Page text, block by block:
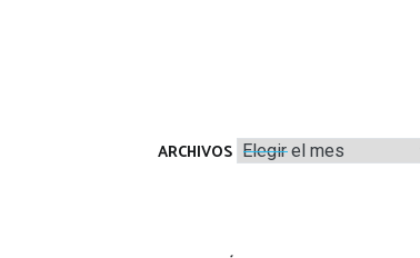
ARCHIVOS Archivos